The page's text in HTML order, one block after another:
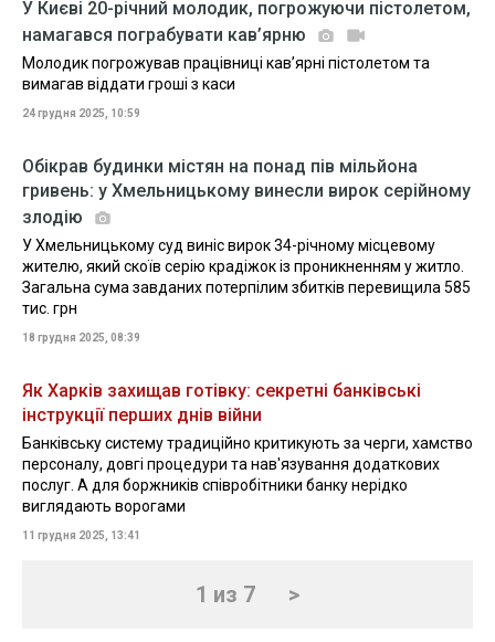
У Києві 20-річний молодик, погрожуючи пістолетом,
намагався пограбувати кав’ярню
Молодик погрожував працівниці кав’ярні пістолетом та
вимагав віддати гроші з каси
24 грудня 2025, 10:59
Обікрав будинки містян на понад пів мільйона
гривень: у Хмельницькому винесли вирок серійному
злодію
У Хмельницькому суд виніс вирок 34-річному місцевому
жителю, який скоїв серію крадіжок із проникненням у житло.
Загальна сума завданих потерпілим збитків перевищила 585
тис. грн
18 грудня 2025, 08:39
Як Харків захищав готівку: секретні банківські
інструкції перших днів війни
Банківську систему традиційно критикують за черги, хамство
персоналу, довгі процедури та нав'язування додаткових
послуг. А для боржників співробітники банку нерідко
виглядають ворогами
11 грудня 2025, 13:41
1 из 7 >